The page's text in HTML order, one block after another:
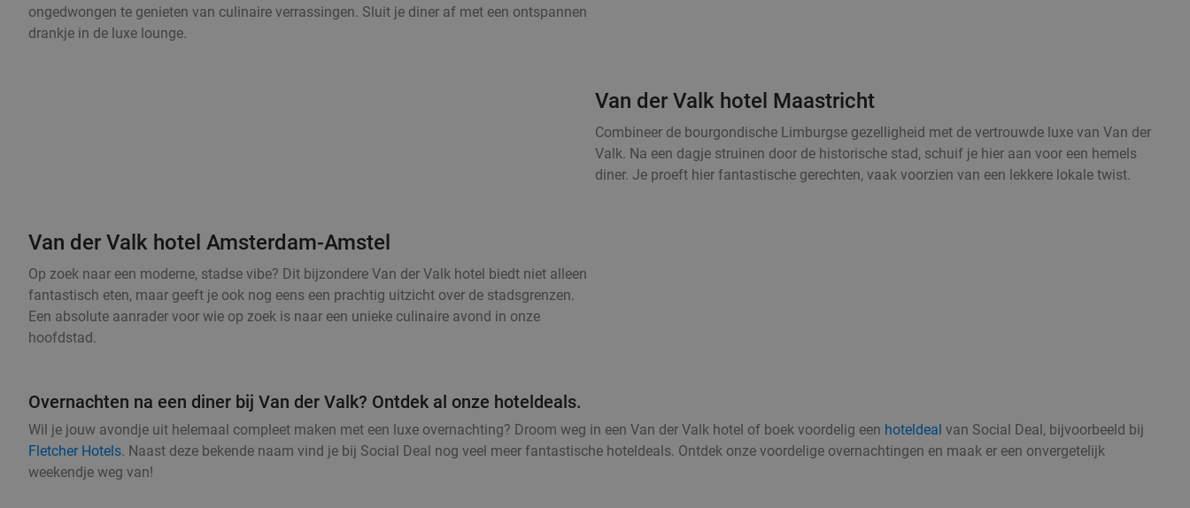
ongedwongen te genieten van culinaire verrassingen. Sluit je diner af met een ontspannen
drankje in de luxe lounge.
Van der Valk hotel Maastricht
Combineer de bourgondische Limburgse gezelligheid met de vertrouwde luxe van Van der
Valk. Na een dagje struinen door de historische stad, schuif je hier aan voor een hemels
diner. Je proeft hier fantastische gerechten, vaak voorzien van een lekkere lokale twist.
Van der Valk hotel Amsterdam-Amstel
Op zoek naar een moderne, stadse vibe? Dit bijzondere Van der Valk hotel biedt niet alleen
fantastisch eten, maar geeft je ook nog eens een prachtig uitzicht over de stadsgrenzen.
Een absolute aanrader voor wie op zoek is naar een unieke culinaire avond in onze
hoofdstad.
Overnachten na een diner bij Van der Valk? Ontdek al onze hoteldeals.
Wil je jouw avondje uit helemaal compleet maken met een luxe overnachting? Droom weg in een Van der Valk hotel of boek voordelig een hoteldeal van Social Deal, bijvoorbeeld bij
Fletcher Hotels. Naast deze bekende naam vind je bij Social Deal nog veel meer fantastische hoteldeals. Ontdek onze voordelige overnachtingen en maak er een onvergetelijk
weekendje weg van!